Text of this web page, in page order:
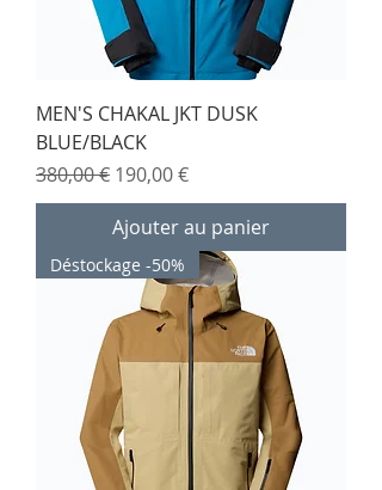
MEN'S CHAKAL JKT DUSK
BLUE/BLACK
Prix original
380,00 € Prix promotionnel
190,00 €
Ajouter au panier
Déstockage -50%